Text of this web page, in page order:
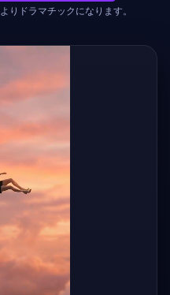
りドラマチックになります。